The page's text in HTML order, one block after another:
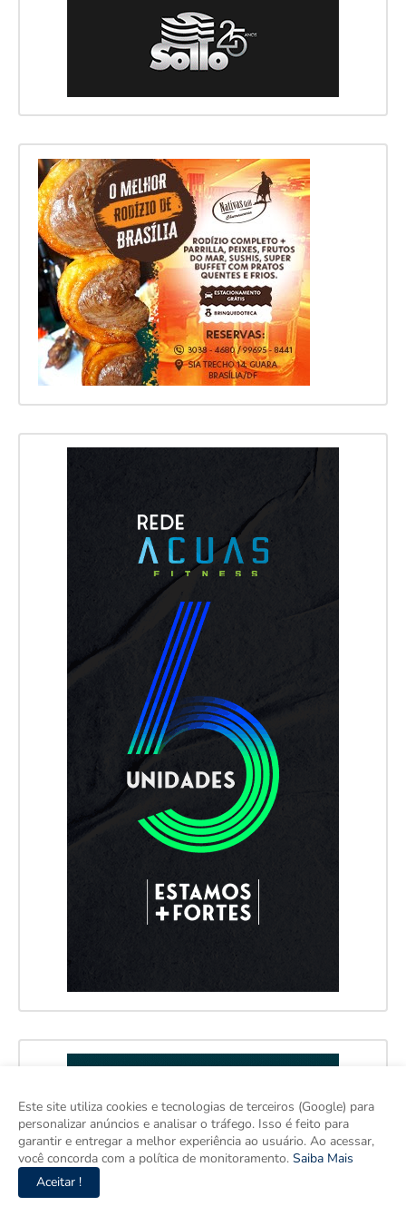
Este site utiliza cookies e tecnologias de terceiros (Google) para
personalizar anúncios e analisar o tráfego. Isso é feito para
garantir e entregar a melhor experiência ao usuário. Ao acessar,
você concorda com a política de monitoramento. Saiba Mais
Aceitar !